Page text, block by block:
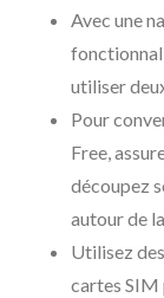
Avec une
utiliser
Pour
Free,
découpez
autour de
Utilisez
cartes SIM